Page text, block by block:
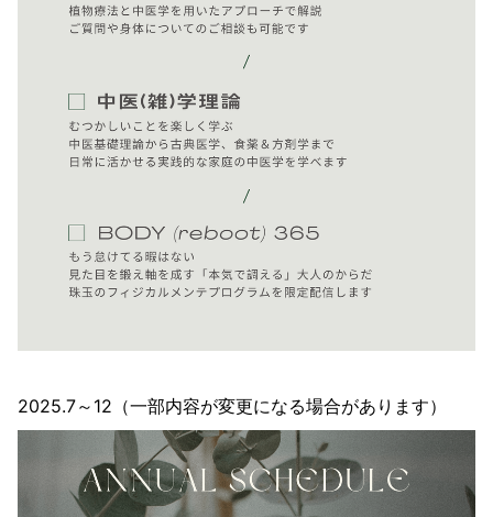
2025.7～12（一部内容が変更になる場合があります）